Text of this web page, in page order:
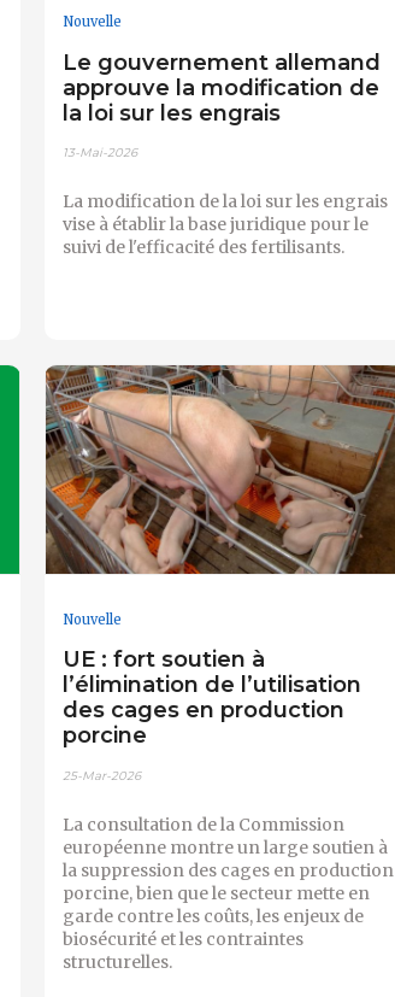
Nouvelle
Le gouvernement allemand
approuve la modification de
la loi sur les engrais
13-Mai-2026
La modification de la loi sur les engrais
vise à établir la base juridique pour le
suivi de l'efficacité des fertilisants.
Nouvelle
UE : fort soutien à
l’élimination de l’utilisation
des cages en production
porcine
25-Mar-2026
La consultation de la Commission
européenne montre un large soutien à
la suppression des cages en production
porcine, bien que le secteur mette en
garde contre les coûts, les enjeux de
biosécurité et les contraintes
structurelles.